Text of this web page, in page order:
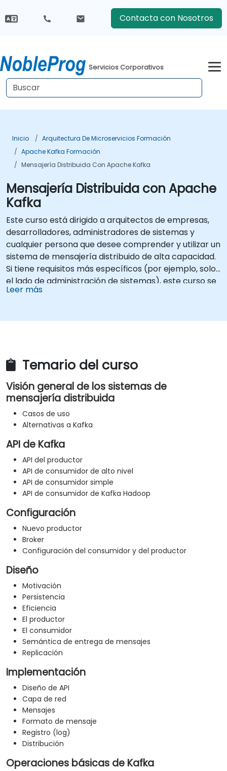
Contacta con Nosotros
Servicios Corporativos
Inicio
Arquitectura De Microservicios Formación
Apache Kafka Formación
Mensajería Distribuida Con Apache Kafka
Mensajería Distribuida con Apache
Kafka
Este curso está dirigido a arquitectos de empresas,
desarrolladores, administradores de sistemas y
cualquier persona que desee comprender y utilizar un
sistema de mensajería distribuido de alta capacidad.
Si tiene requisitos más específicos (por ejemplo, solo
el lado de administración de sistemas), este curso se
puede adaptar para ajustarse mejor a sus
Leer más
Temario del curso
Visión general de los sistemas de
mensajería distribuida
Casos de uso
Alternativas a Kafka
API de Kafka
API del productor
API de consumidor de alto nivel
API de consumidor simple
API de consumidor de Kafka Hadoop
Configuración
Nuevo productor
Broker
Configuración del consumidor y del productor
Diseño
Motivación
Persistencia
Eficiencia
El productor
El consumidor
Semántica de entrega de mensajes
Replicación
Implementación
Diseño de API
Capa de red
Mensajes
Formato de mensaje
Registro (log)
Distribución
Operaciones básicas de Kafka